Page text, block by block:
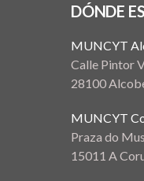
DÓNDE
MUNCYT
Calle Pintor
28100
MUNCYT
Praza do
15011 A